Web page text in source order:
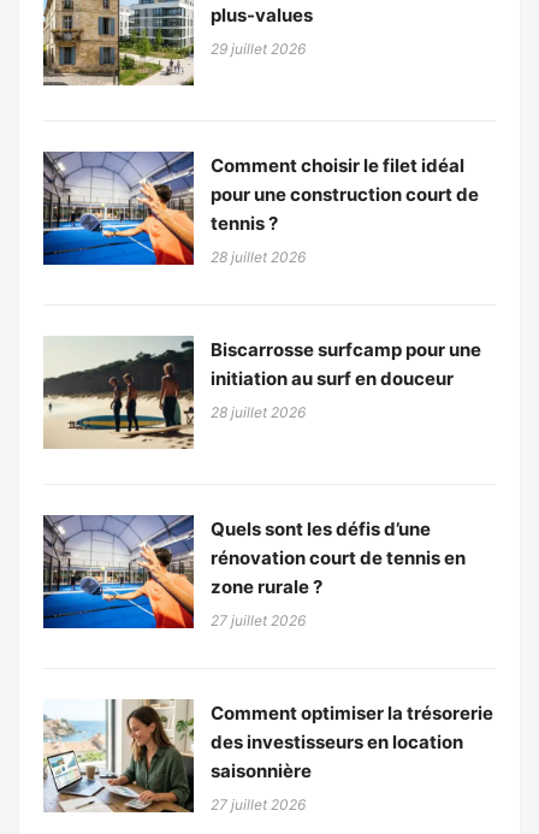
plus-values
29 juillet 2026
Comment choisir le filet idéal
pour une construction court de
tennis ?
28 juillet 2026
Biscarrosse surfcamp pour une
initiation au surf en douceur
28 juillet 2026
Quels sont les défis d’une
rénovation court de tennis en
zone rurale ?
27 juillet 2026
Comment optimiser la trésorerie
des investisseurs en location
saisonnière
27 juillet 2026